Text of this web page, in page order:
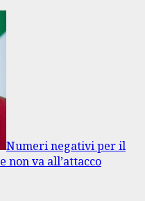
Numeri negativi per il
non va all’attacco